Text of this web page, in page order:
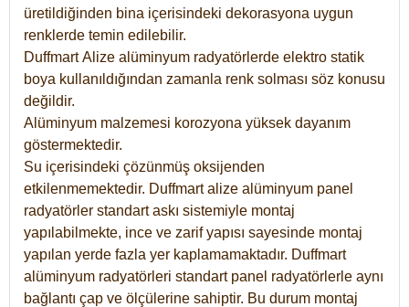
üretildiğinden bina içerisindeki dekorasyona uygun
renklerde temin edilebilir.
DuffmartAlize alüminyum radyatörlerde elektro statik
boya kullanıldığından zamanla renk solması söz konusu
değildir.
Alüminyum malzemesi korozyona yüksek dayanım
göstermektedir.
Su içerisindeki çözünmüş oksijenden
etkilenmemektedir. Duffmart alize alüminyum panel
radyatörler standart askı sistemiyle montaj
yapılabilmekte, ince ve zarif yapısı sayesinde montaj
yapılan yerde fazla yer kaplamamaktadır. Duffmart
alüminyum radyatörleri standart panel radyatörlerle aynı
bağlantı çap ve ölçülerine sahiptir. Bu durum montaj